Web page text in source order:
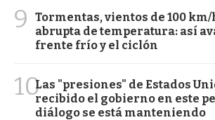
9
Tormentas, vientos de 100 km/
abrupta de temperatura: así
frente frío y el ciclón
10Las "presiones" de Estados
recibido el gobierno en este
diálogo se está manteniendo